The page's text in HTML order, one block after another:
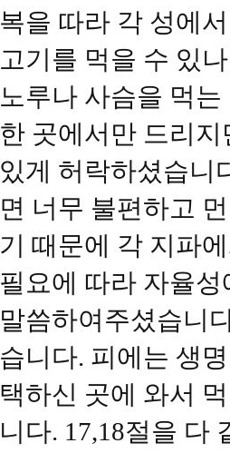
복을 따라 각 성에
고기를 먹을 수 있
노루나 사슴을 먹
한 곳에서만 드리
있게 허락하셨습니
면 너무 불편하고
기 때문에 각 지파
필요에 따라 자율
말씀하여주셨습니
습니다. 피에는 생
택하신 곳에 와서
니다. 17,18절을 다